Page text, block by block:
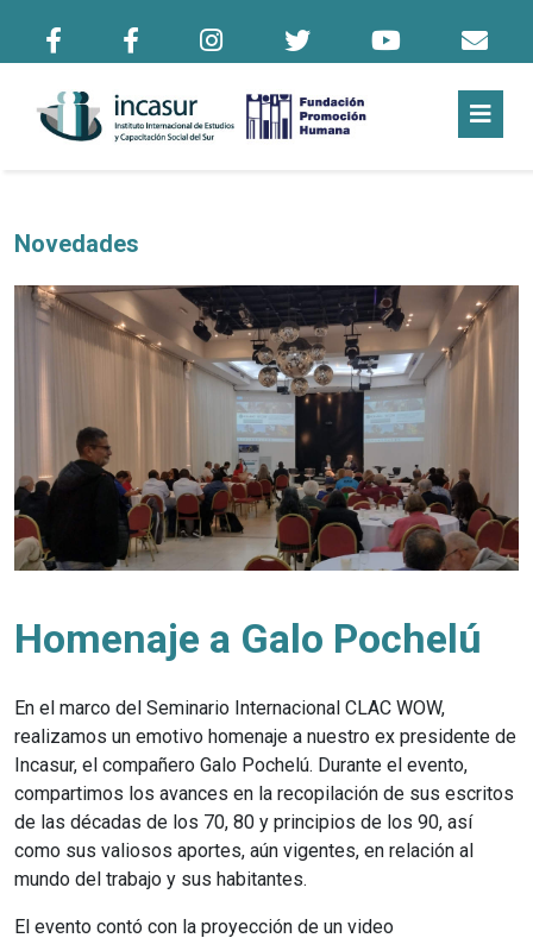
Novedades
Homenaje a Galo Pochelú
En el marco del Seminario Internacional CLAC WOW,
realizamos un emotivo homenaje a nuestro ex presidente de
Incasur, el compañero Galo Pochelú. Durante el evento,
compartimos los avances en la recopilación de sus escritos
de las décadas de los 70, 80 y principios de los 90, así
como sus valiosos aportes, aún vigentes, en relación al
mundo del trabajo y sus habitantes.
El evento contó con la proyección de un video